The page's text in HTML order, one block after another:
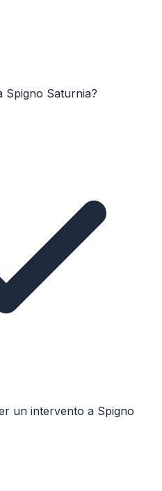
Spigno Saturnia?
un intervento a Spigno